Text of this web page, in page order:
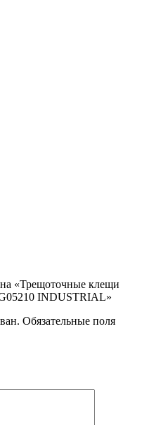
«Трещоточные клещи
INDUSTRIAL»
Обязательные поля